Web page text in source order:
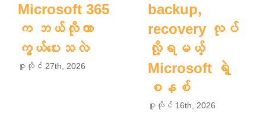
Microsoft 365
က ဘယ်လိုကာ
ကွယ်ပေးသလဲ
ဇူလိုင် 27th, 2026
backup,
recovery လုပ်
လို့ရမယ့်
Microsoft ရဲ့
စနစ်
ဇူလိုင် 16th, 2026